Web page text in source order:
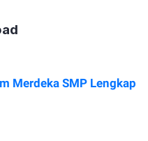
Merdeka SMP Lengkap